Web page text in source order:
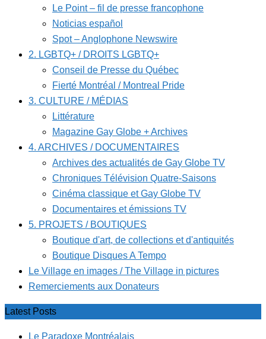
Le Point – fil de presse francophone
Noticias español
Spot – Anglophone Newswire
2. LGBTQ+ / DROITS LGBTQ+
Conseil de Presse du Québec
Fierté Montréal / Montreal Pride
3. CULTURE / MÉDIAS
Littérature
Magazine Gay Globe + Archives
4. ARCHIVES / DOCUMENTAIRES
Archives des actualités de Gay Globe TV
Chroniques Télévision Quatre-Saisons
Cinéma classique et Gay Globe TV
Documentaires et émissions TV
5. PROJETS / BOUTIQUES
Boutique d'art, de collections et d'antiquités
Boutique Disques A Tempo
Le Village en images / The Village in pictures
Remerciements aux Donateurs
Latest Posts
Le Paradoxe Montréalais